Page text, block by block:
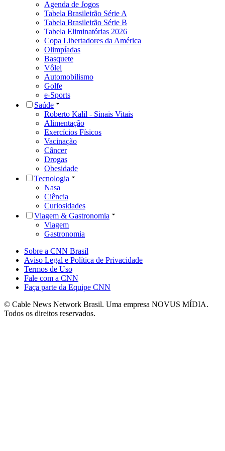
Agenda de Jogos
Tabela Brasileirão Série A
Tabela Brasileirão Série B
Tabela Eliminatórias 2026
Copa Libertadores da América
Olimpíadas
Basquete
Vôlei
Automobilismo
Golfe
e-Sports
Saúde
Roberto Kalil - Sinais Vitais
Alimentação
Exercícios Físicos
Vacinação
Câncer
Drogas
Obesidade
Tecnologia
Nasa
Ciência
Curiosidades
Viagem & Gastronomia
Viagem
Gastronomia
Sobre a CNN Brasil
Aviso Legal e Política de Privacidade
Termos de Uso
Fale com a CNN
Faça parte da Equipe CNN
© Cable News Network Brasil. Uma empresa NOVUS MÍDIA.
Todos os direitos reservados.